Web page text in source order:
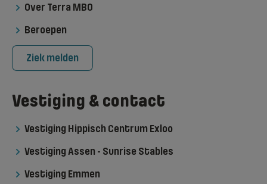
Over Terra MBO
Beroepen
Ziek melden
Vestiging & contact
Vestiging Hippisch Centrum Exloo
Vestiging Assen - Sunrise Stables
Vestiging Emmen